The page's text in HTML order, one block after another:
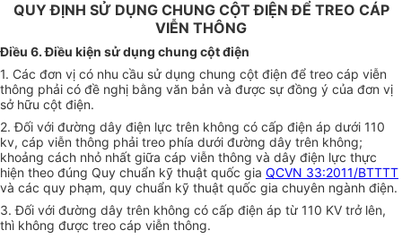
QUY ĐỊNH SỬ DỤNG CHUNG CỘT ĐIỆN ĐỂ TREO CÁP
VIỄN THÔNG
Điều 6. Điều kiện sử dụng chung cột điện
1. Các đơn vị có nhu cầu sử dụng chung cột điện để treo cáp viễn
thông phải có đề nghị bằng văn bản và được sự đồng ý của đơn vị
sở hữu cột điện.
2. Đối với đường dây điện lực trên không có cấp điện áp dưới 110
kv, cáp viễn thông phải treo phía dưới đường dây trên không;
khoảng cách nhỏ nhất giữa cáp viễn thông và dây điện lực thực
hiện theo đúng Quy chuẩn kỹ thuật quốc gia QCVN 33:2011/BTTTT
và các quy phạm, quy chuẩn kỹ thuật quốc gia chuyên ngành điện.
3. Đối với đường dây trên không có cấp điện áp từ 110 KV trở lên,
thì không được treo cáp viễn thông.